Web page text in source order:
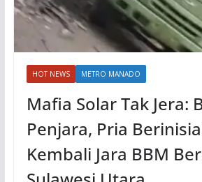
HOT NEWS METRO MANADO
Mafia Solar Tak Jera:
Penjara, Pria
Kembali Jara BBM